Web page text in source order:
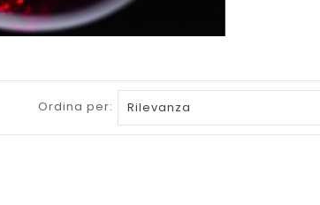
Ordina per: Rilevanza